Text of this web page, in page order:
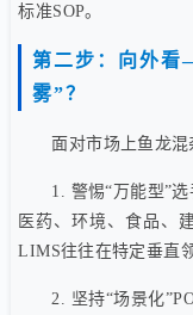
标准SOP。
第二步：向外
雾”？
面对市场上鱼龙混
1. 警惕“万能型”
医药、环境、食品、
LIMS往往在特定垂直
2. 坚持“场景化